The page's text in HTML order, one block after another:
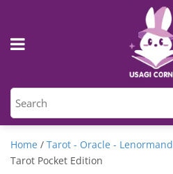
Home / Tarot - Oracle - Lenormand
Tarot Pocket Edition